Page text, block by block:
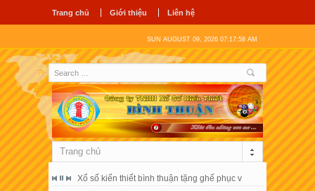
Trang chủ Giới thiệu Liên hệ
SUN AUGUST 09, 2026 07:17:58 AM
Trang chủ
vương Xổ số kiến thiết bình thuận tặng ghế phục vụ người bệnh tại
Công ty